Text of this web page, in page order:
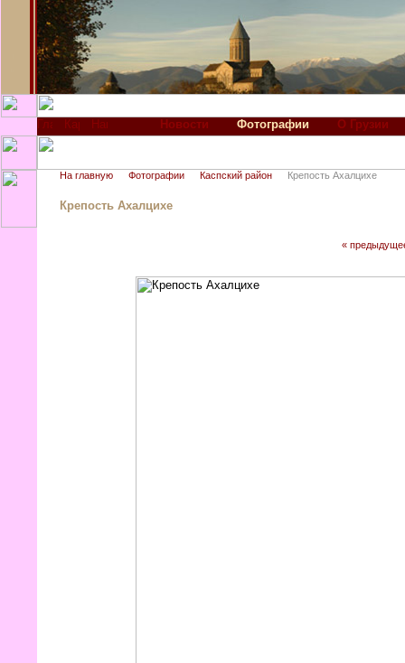
Новости Фотографии О Грузии
На главную Фотографии Каспский район Крепость Ахалцихе
Крепость Ахалцихе
«